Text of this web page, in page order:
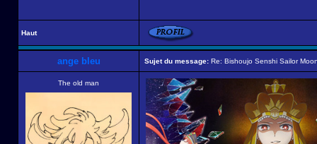
Haut
ange bleu Sujet du message: Re: Bishoujo Senshi Sailor
The old man